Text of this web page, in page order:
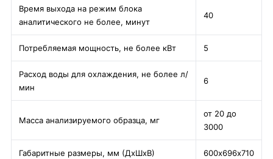
Время выхода на режим блока
аналитического не более, минут
40
Потребляемая мощность, не более кВт 5
Расход воды для охлаждения, не более л/
мин
6
Масса анализируемого образца, мг
от 20 до
3000
Габаритные размеры, мм (ДхШхВ) 600х696х710